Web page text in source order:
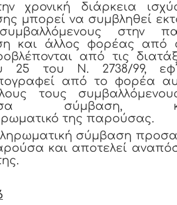
χρονική διάρκεια
μπορεί να συμβληθεί
στην
και άλλος φορέας από
από τις
25 του Ν. 2738/99,
από το φορέα
τους
σύμβαση,
της παρούσας.
σύμβαση
και αποτελεί